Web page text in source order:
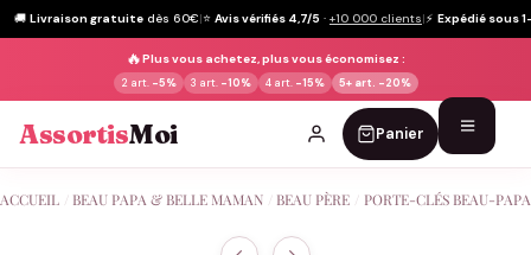
🚚 Livraison gratuite dès 60€|⭐ Avis vérifiés 4,7/5 · +10 000 clients|⚡ Expédié sous
🔥Plus vous achetez, plus vous économisez :
2 art. -5% 3 art. -10% 4 art. -15% 5+ art. -20%
AssortisMoi Panier
au
ACCUEIL BEAU PAPA & BELLE MAMAN BEAU PÈRE PORTE-CLÉS BEAU-PAPA